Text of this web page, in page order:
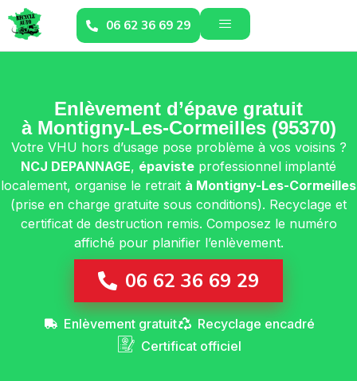
06 62 36 69 29
Enlèvement d’épave gratuit
à Montigny-Les-Cormeilles (95370)
Votre VHU hors d’usage pose problème à vos voisins ?
NCJ DEPANNAGE, épaviste professionnel implanté
localement, organise le retrait à Montigny-Les-Cormeilles
(prise en charge gratuite sous conditions). Recyclage et
certificat de destruction remis. Composez le numéro
affiché pour planifier l’enlèvement.
06 62 36 69 29
Enlèvement gratuit
Recyclage encadré
Certificat officiel